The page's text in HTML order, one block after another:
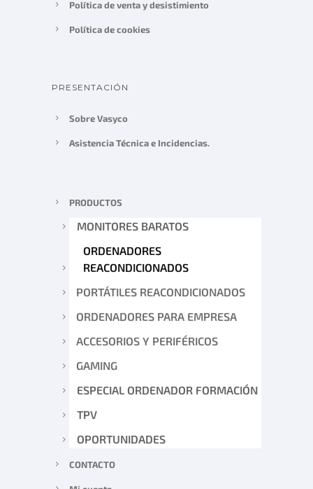
Política de venta y desistimiento
Política de cookies
PRESENTACIÓN
Sobre Vasyco
Asistencia Técnica e Incidencias.
PRODUCTOS
MONITORES BARATOS
ORDENADORES
REACONDICIONADOS
PORTÁTILES REACONDICIONADOS
ORDENADORES PARA EMPRESA
ACCESORIOS Y PERIFÉRICOS
GAMING
ESPECIAL ORDENADOR FORMACIÓN
TPV
OPORTUNIDADES
CONTACTO